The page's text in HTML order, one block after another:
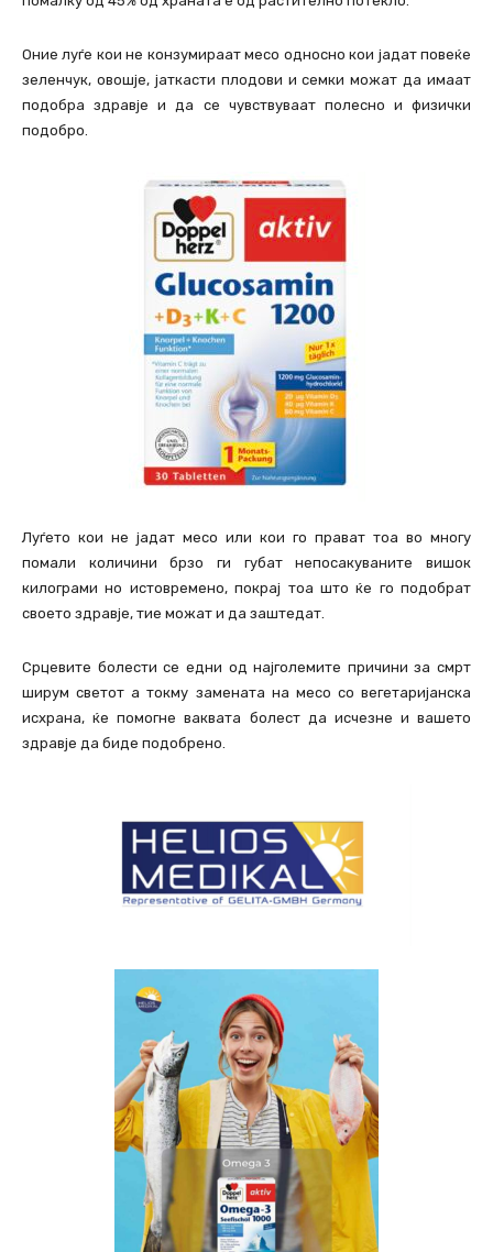
Оние луѓе кои не конзумираат месо односно кои јадат повеќе
зеленчук, овошје, јаткасти плодови и семки можат да имаат
подобра здравје и да се чувствуваат полесно и физички
подобро.
Луѓето кои не јадат месо или кои го прават тоа во многу
помали количини брзо ги губат непосакуваните вишок
килограми но истовремено, покрај тоа што ќе го подобрат
своето здравје, тие можат и да заштедат.
Срцевите болести се едни од најголемите причини за смрт
ширум светот а токму замената на месо со вегетаријанска
исхрана, ќе помогне ваквата болест да исчезне и вашето
здравје да биде подобрено.